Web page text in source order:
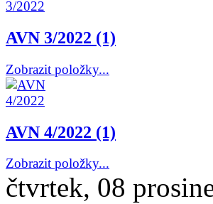
AVN 3/2022 (1)
Zobrazit položky...
AVN 4/2022 (1)
Zobrazit položky...
čtvrtek, 08